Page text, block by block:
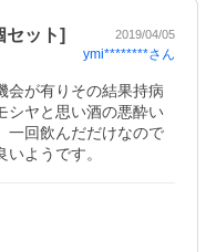
セット] 2019/04/05
ymi********さん
会が有りその結果持病
シヤと思い酒の悪酔い
一回飲んだだけなので
ようです。